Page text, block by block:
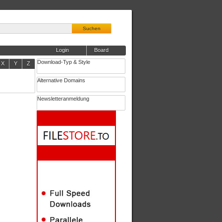
Suchen
Board
Login
Download-Typ & Style
Alternative Domains
Newsletteranmeldung
X Y Z